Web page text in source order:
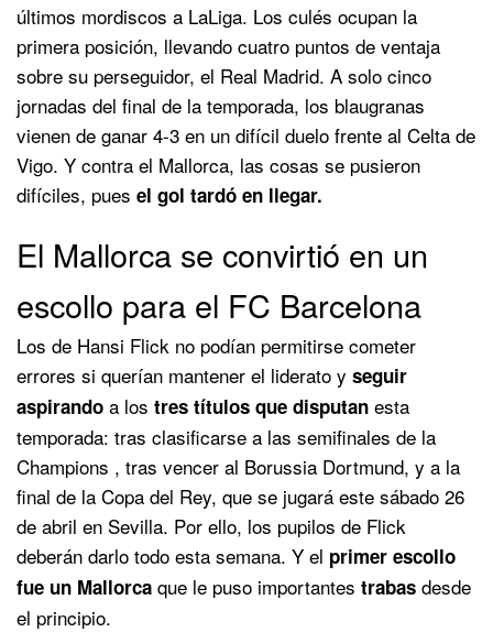
últimos mordiscos a LaLiga. Los culés ocupan la
primera posición, llevando cuatro puntos de ventaja
sobre su perseguidor, el Real Madrid. A solo cinco
jornadas del final de la temporada, los blaugranas
vienen de ganar 4-3 en un difícil duelo frente al Celta de
Vigo. Y contra el Mallorca, las cosas se pusieron
difíciles, pues el gol tardó en llegar.
El Mallorca se convirtió en un
escollo para el FC Barcelona
Los de Hansi Flick no podían permitirse cometer
errores si querían mantener el liderato y seguir
aspirando a los tres títulos que disputan esta
temporada: tras clasificarse a las semifinales de la
Champions , tras vencer al Borussia Dortmund, y a la
final de la Copa del Rey, que se jugará este sábado 26
de abril en Sevilla. Por ello, los pupilos de Flick
deberán darlo todo esta semana. Y el primer escollo
fue un Mallorca que le puso importantes trabas desde
el principio.